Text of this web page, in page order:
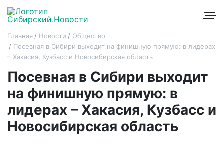
Главная Новости
Общество
Посевная в Сибири выходит на финишную прямую: в лидерах
– Хакасия, Кузбасс и Новосибирская область
Посевная в Сибири выходит
на финишную прямую: в
лидерах – Хакасия, Кузбасс и
Новосибирская область